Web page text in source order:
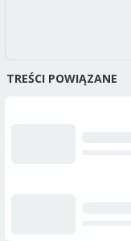
TREŚCI POWIĄZANE